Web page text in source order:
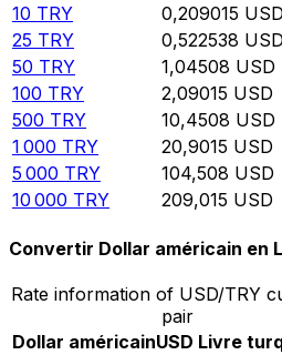
10 TRY 0,209015 USD
25 TRY 0,522538 USD
50 TRY 1,04508 USD
100 TRY 2,09015 USD
500 TRY 10,4508 USD
1 000 TRY 20,9015 USD
5 000 TRY 104,508 USD
10 000 TRY 209,015 USD
Convertir Dollar américain en
Rate information of USD/TRY
pair
Dollar américainUSD Livre